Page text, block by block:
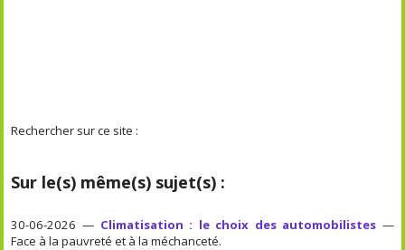
Rechercher sur ce site :
Sur le(s) même(s) sujet(s) :
30-06-2026 — Climatisation : le choix des automobilistes —
Face à la pauvreté et à la méchanceté.